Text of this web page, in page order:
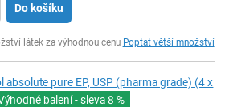
Do košíku
látek za výhodnou cenu Poptat větší množství
absolute pure EP, USP (pharma grade) (4 x
balení - sleva8 %